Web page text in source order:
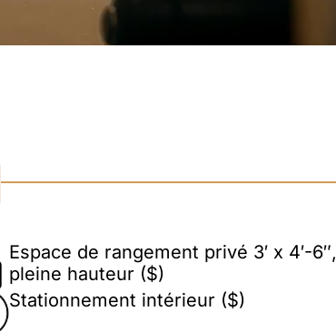
Espace de rangement privé 3′ x 4′-6″,
pleine hauteur ($)
Stationnement intérieur ($)